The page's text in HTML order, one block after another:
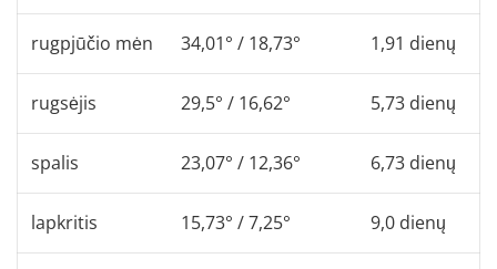
rugpjūčio mėn 34,01° / 18,73° 1,91 dienų
rugsėjis 29,5° / 16,62° 5,73 dienų
spalis 23,07° / 12,36° 6,73 dienų
lapkritis 15,73° / 7,25° 9,0 dienų